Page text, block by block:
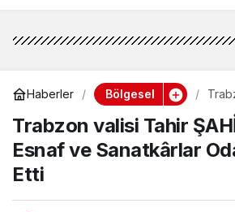
Haberler Bölgesel
ve
Trabzon valisi Tahir
Esnaf ve Sanatkârlar
Etti